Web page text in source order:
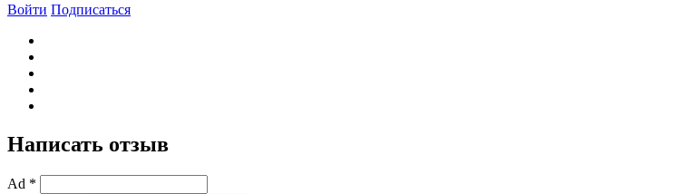
Войти Подписаться
Написать отзыв
Ad *